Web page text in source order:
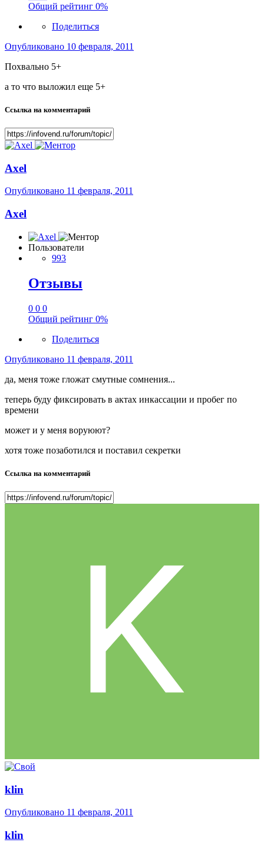
Общий рейтинг 0%
Поделиться
Опубликовано 10 февраля, 2011
Похвально 5+
а то что выложил еще 5+
Ссылка на комментарий
Axel
Опубликовано 11 февраля, 2011
Axel
Пользователи
993
Отзывы
0 0 0
Общий рейтинг 0%
Поделиться
Опубликовано 11 февраля, 2011
да, меня тоже гложат смутные сомнения...
теперь буду фиксировать в актах инкассации и пробег по
времени
может и у меня воруюют?
хотя тоже позаботился и поставил секретки
Ссылка на комментарий
klin
Опубликовано 11 февраля, 2011
klin